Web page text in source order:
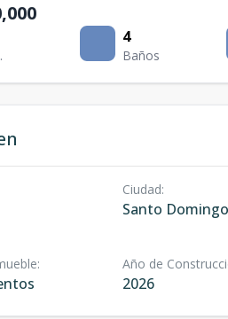
4
Baños
Ciudad:
Santo
: Año de
2026